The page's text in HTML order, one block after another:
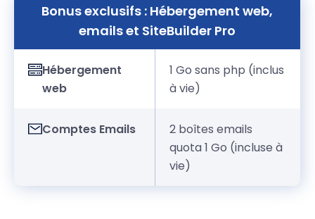
Bonus exclusifs : Hébergement web,
emails et SiteBuilder Pro
Hébergement
web
1 Go sans php (inclus
à vie)
Comptes Emails
2 boîtes emails
quota 1 Go (incluse à
vie)